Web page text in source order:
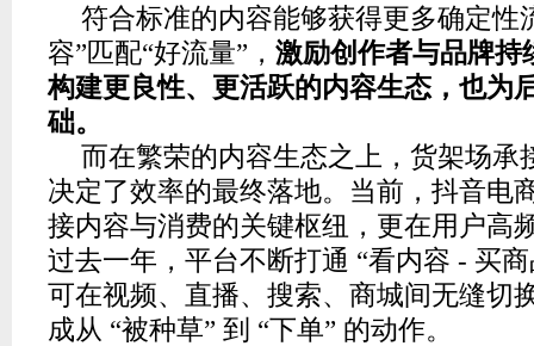
符合标准的内容能够获得更多确定性
容”匹配“好流量”， 激励创作者与品牌持
构建更良性、更活跃的内容生态，也为
础。
而在繁荣的内容生态之上，货架场承
决定了效率的最终落地。当前，抖音电
接内容与消费的关键枢纽，更在用户高
过去一年，平台不断打通 “看内容 - 买
可在视频、直播、搜索、商城间无缝切
成从 “被种草” 到 “下单” 的动作。